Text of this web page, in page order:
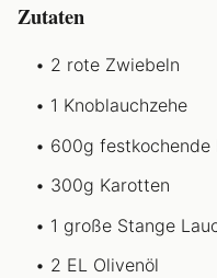
Zutaten
2 rote Zwiebeln
1 Knoblauchzehe
600g festkochende
300g Karotten
1 große Stange
2 EL Olivenöl